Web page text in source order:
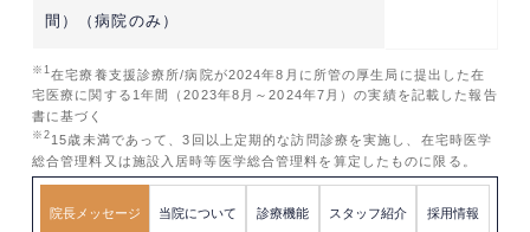
間）（病院のみ）
※1 在宅療養支援診療所/病院が2024年8月に所管の厚生局に提出した在
宅医療に関する1年間（2023年8月～2024年7月）の実績を記載した報告
書に基づく
※2 15歳未満であって、3回以上定期的な訪問診療を実施し、在宅時医学
総合管理料又は施設入居時等医学総合管理料を算定したものに限る。
院長メッセージ 当院について 診療機能 スタッフ紹介 採用情報